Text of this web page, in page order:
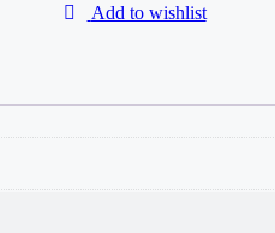
Add to wishlist